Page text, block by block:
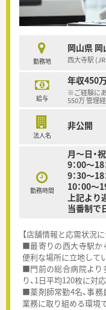
勤務地
岡山県 岡
西大寺駅
給与
年収450
※ご経験に
550万 管理
法人名
非公開
勤務時間
月～日・
9：00～18
9：30～18
10：00～
上記より
当番制で
【店舗情報と応需状況に
■最寄りの西大寺駅か
便利な場所に立地して
■門前の総合病院より
り、1日平均120枚に対
■薬剤師常勤4名、事務
業務に取り組める環境